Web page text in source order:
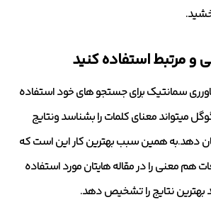
و مرتبط استفاده کنید
سمانتیک برای جستجو های خود استفاده
میتواند معنای کلمات را بشناسد ونتایج
دهد.به همین سبب بهترین کار این است که
هم معنی را در مقاله هایتان مورد استفاده
بهترین نتایج را تشخیص دهد.